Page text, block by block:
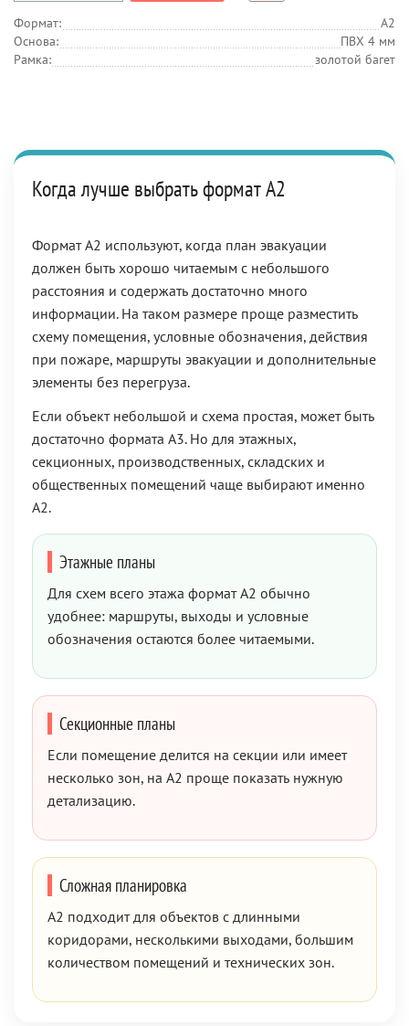
Формат:
А2
Основа:
ПВХ 4 мм
Рамка:
золотой багет
Когда лучше выбрать формат А2
Формат А2 используют, когда план эвакуации
должен быть хорошо читаемым с небольшого
расстояния и содержать достаточно много
информации. На таком размере проще разместить
схему помещения, условные обозначения, действия
при пожаре, маршруты эвакуации и дополнительные
элементы без перегруза.
Если объект небольшой и схема простая, может быть
достаточно формата А3. Но для этажных,
секционных, производственных, складских и
общественных помещений чаще выбирают именно
А2.
Этажные планы
Для схем всего этажа формат А2 обычно
удобнее: маршруты, выходы и условные
обозначения остаются более читаемыми.
Секционные планы
Если помещение делится на секции или имеет
несколько зон, на А2 проще показать нужную
детализацию.
Сложная планировка
А2 подходит для объектов с длинными
коридорами, несколькими выходами, большим
количеством помещений и технических зон.